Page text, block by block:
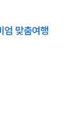
엄 맞춤여행